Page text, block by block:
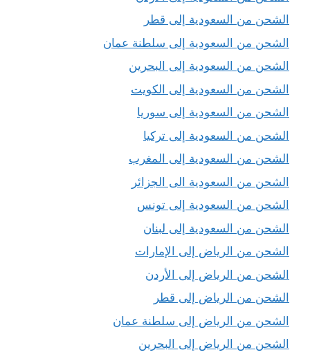
الشحن من السعودية إلى قطر
الشحن من السعودية إلى سلطنة عمان
الشحن من السعودية إلى البحرين
الشحن من السعودية إلى الكويت
الشحن من السعودية إلى سوريا
الشحن من السعودية إلى تركيا
الشحن من السعودية إلى المغرب
الشحن من السعودية الى الجزائر
الشحن من السعودية إلى تونس
الشحن من السعودية إلى لبنان
الشحن من الرياض إلى الإمارات
الشحن من الرياض إلى الأردن
الشحن من الرياض إلى قطر
الشحن من الرياض إلى سلطنة عمان
الشحن من الرياض إلى البحرين